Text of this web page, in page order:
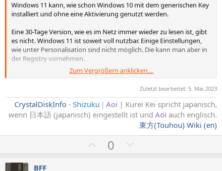
Windows 11 kann, wie schon Windows 10 mit dem generischen Key
installiert und ohne eine Aktivierung genutzt werden.
Eine 30-Tage Version, wie es im Netz immer wieder zu lesen ist, gibt
es nicht. Windows 11 ist soweit voll nutzbar. Einige Einstellungen,
wie unter Personalisation sind nicht möglich. Die kann man aber in
der Registry vornehmen.
Mit der Zeit wird dann ein Wasserzeichen auf dem Desktop
erscheinen, dass Windows 11 aktiviert werden muss, was man dann
nutzen kann ist dafür gedacht, wenn man noch nicht gleich an eine
Windows 11 Lizenz kommt, aber schon installieren will.
Zum Vergrößern anklicken....
Zuletzt bearbeitet: 5. Mai 2023
CrystalDiskInfo - Shizuku | Aoi | Kurei Kei spricht japanisch,
wenn 日本語 (japanisch) eingestellt ist und Aoi auch englisch.
東方(Touhou) Wiki (en)
o
0
e
BFF